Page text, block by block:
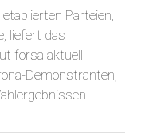
Parteien,
liefert das
forsa aktuell
Demonstranten,